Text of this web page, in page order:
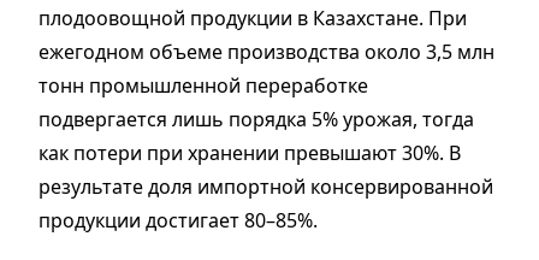
плодоовощной продукции в Казахстане. При
ежегодном объеме производства около 3,5 млн
тонн промышленной переработке
подвергается лишь порядка 5% урожая, тогда
как потери при хранении превышают 30%. В
результате доля импортной консервированной
продукции достигает 80–85%.